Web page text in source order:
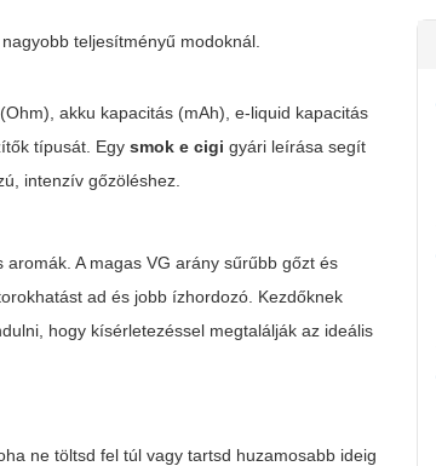
teljesítményű modoknál.
akku kapacitás (mAh), e-liquid kapacitás
típusát. Egysmok e cigi gyári leírása segít
intenzív gőzöléshez.
A magas VG arány sűrűbb gőzt és
ad és jobb ízhordozó. Kezdőknek
hogy kísérletezéssel megtalálják az ideális
ne töltsd fel túl vagy tartsd huzamosabb ideig